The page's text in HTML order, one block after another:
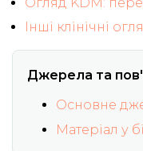
Інші клінічні
Джерела та
Основне
Матеріал у